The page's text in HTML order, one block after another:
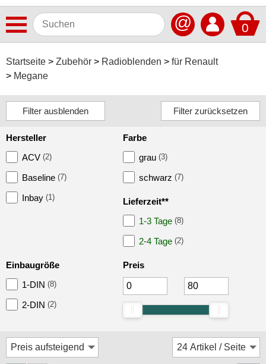
0
@
Startseite Zubehör Radioblenden
für Renault
Megane
Autoradios
Dashcams
Freisprechanlagen
Lautsprecher
Multimedia
Rückfahrsysteme
Soundprozessoren
Verstärker
Hersteller
ACV (2)
Baseline (7)
Inbay (1)
Farbe
grau (3)
schwarz (7)
Lieferzeit**
1-3 Tage (8)
2-4 Tage (2)
Einbaugröße
1-DIN (8)
2-DIN (2)
Preis